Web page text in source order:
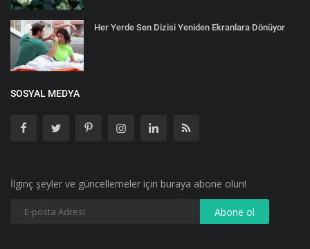
Her Yerde Sen Dizisi Yeniden Ekranlara Dönüyor
SOSYAL MEDYA
İlginç şeyler ve güncellemeler için buraya abone olun!